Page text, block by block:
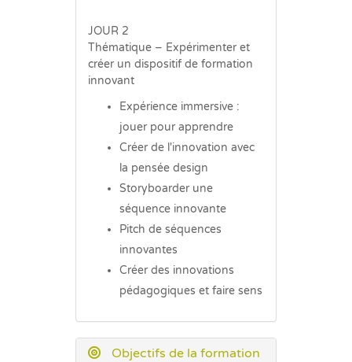
JOUR 2
Thématique – Expérimenter et
créer un dispositif de formation
innovant
Expérience immersive :
jouer pour apprendre
Créer de l'innovation avec
la pensée design
Storyboarder une
séquence innovante
Pitch de séquences
innovantes
Créer des innovations
pédagogiques et faire sens
Objectifs de la formation